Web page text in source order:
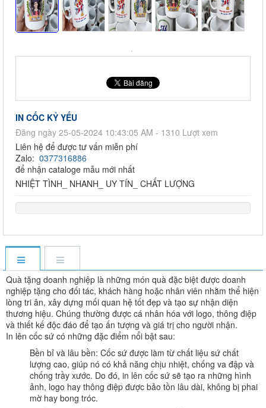
IN CỐC KỶ YẾU
Đăng ngày 25-05-2024 10:43:05 AM - 1310 Lượt xem
Liên hệ để được tư vấn miễn phí
Zalo: 0377316886
để nhận cataloge mẫu mới nhất
NHIỆT TÌNH_ NHANH_ UY TÍN_ CHẤT LƯỢNG
Quà tặng doanh nghiệp là những món quà đặc biệt được doanh
nghiệp tặng cho đối tác, khách hàng hoặc nhân viên nhằm thể hiện
lòng tri ân, xây dựng mối quan hệ tốt đẹp và tạo sự nhận diện
thương hiệu. Chúng thường được cá nhân hóa với logo, thông điệp
và thiết kế độc đáo để tạo ấn tượng và giá trị cho người nhận.
In lên cốc sứ có những đặc điểm nổi bật sau:
Bền bỉ và lâu bền: Cốc sứ được làm từ chất liệu sứ chất
lượng cao, giúp nó có khả năng chịu nhiệt, chống va đập và
chống trầy xước. Do đó, in lên cốc sứ sẽ tạo ra những hình
ảnh, logo hay thông điệp được bảo tồn lâu dài, không bị phai
mờ hay bong tróc.